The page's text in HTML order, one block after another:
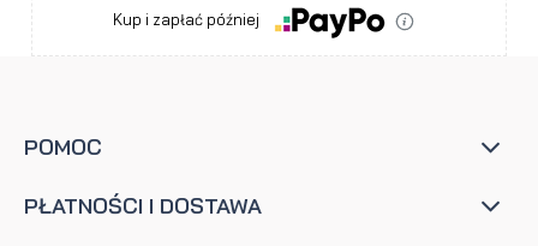
Kup i zapłać później
POMOC
PŁATNOŚCI I DOSTAWA